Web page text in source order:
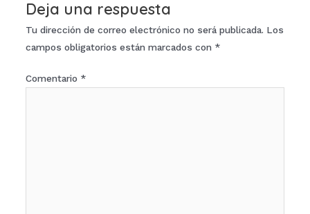
Deja una respuesta
Tu dirección de correo electrónico no será publicada. Los
campos obligatorios están marcados con *
Comentario *